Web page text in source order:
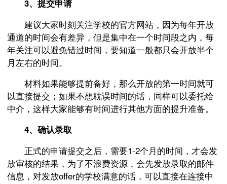
3、提交申请
建议大家时刻关注学校的官方网站，因为每年开放
通道的时间会有差异，但是集中在一个时间段之内，每
年关注可以避免错过时间，要知道一般都只会开放半个
月左右的时间。
材料如果能够提前备好，那么开放的第一时间就可
以直接提交；如果不想耽误时间的话，同样可以委托给
中介，这样大家能够有时间进行其他方面的提升准备。
4、确认录取
正式的申请提交之后，需要1-2个月的时间，才会发
放审核的结果，为了不浪费资源，会先发放录取的邮件
信息，对发放offer的学校满意的话，可以直接在连接中